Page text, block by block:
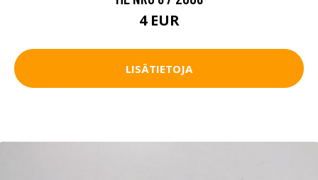
4 EUR
LISÄTIETOJA